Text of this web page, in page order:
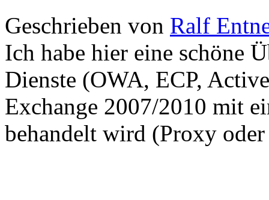
Geschrieben von Ralf
Ich habe hier eine schöne
Dienste (OWA, ECP,
Exchange 2007/2010 mit
behandelt wird (Proxy